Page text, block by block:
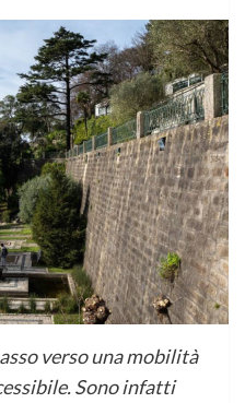
verso una mobilità
Sono infatti